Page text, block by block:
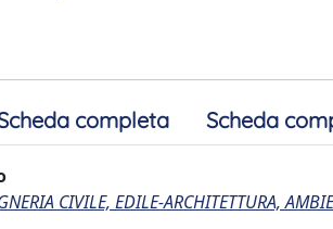
completa Scheda
CIVILE, EDILE-ARCHITETTURA,